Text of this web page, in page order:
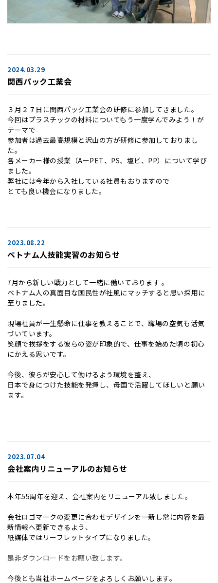
2024.03.29
関西パック工業会
３月２７日に関西パック工業会の研修に参加してきました。
今回はプラスチックの材料についてもう一度学んでみよう！が
テーマで
参加者は過去最高規模と沢山の方が研修に参加しておりまし
た。
各メーカー様の授業（AーPET、PS、塩ビ、PP）について学び
ました。
弊社には今年から入社している社員もおりますので
とても良い機会になりました。
2023.08.22
ベトナム人技能実習のお知らせ
7月から新しい戦力として一緒に働いております 。
ベトナム人の真面目な国民性が社風にマッチすると思い採用に
至りました。
現場社員が一生懸命に仕事を教えることで、職場の空気も活気
づいています。
笑顔で挨拶をする彼らの姿が印象的で、仕事を始めた頃の初心
にかえる思いです。
今後、彼らが安心して働けるよう環境を整え、
日本で身につけた技能を発揮し、母国で活躍してほしいと願い
ます。
2023.07.04
会社案内リニューアルのお知らせ
本年55周年を迎え、会社案内をリニューアル致しました。
会社ロゴマークの変更に合わせデザインを一新し常に内容を最
新情報へ更新できるよう、
紙媒体ではリーフレットタイプになりました。
是非ダウンロードをお願い致します。
今後とも当社ホームページをよろしくお願いします。